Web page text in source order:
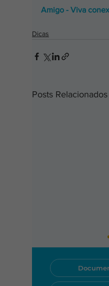
Amigo - Viva
Dicas
Posts Relacionados